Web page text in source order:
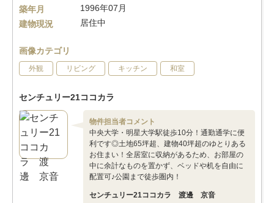
築年月
1996年07月
建物現況
居住中
画像カテゴリ
外観 リビング キッチン 和室
センチュリー21ココカラ
物件担当者コメント
中央大学・明星大学駅徒歩10分！通勤通学に便
利です◎土地65坪超、建物40坪超のゆとりある
お住まい！全居室に収納があるため、お部屋の
中に余計なものを置かず、ベッドや机を自由に
配置可♪公園まで徒歩圏内！
センチュリー21ココカラ 渡邊 京音